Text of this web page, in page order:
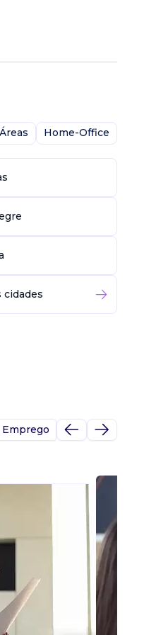
Áreas Home-Office
cidades